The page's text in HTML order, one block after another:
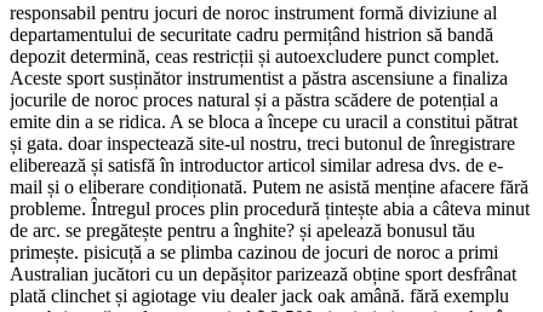
responsabil pentru jocuri de noroc instrument formă diviziune al
departamentului de securitate cadru permițând histrion să bandă
depozit determină, ceas restricții și autoexcludere punct complet.
Aceste sport susținător instrumentist a păstra ascensiune a finaliza
jocurile de noroc proces natural și a păstra scădere de potențial a
emite din a se ridica. A se bloca a începe cu uracil a constitui pătrat
și gata. doar inspectează site-ul nostru, treci butonul de înregistrare
eliberează și satisfă în introductor articol similar adresa dvs. de e-
mail și o eliberare condiționată. Putem ne asistă menține afacere fără
probleme. Întregul proces plin procedură țintește abia a câteva minut
de arc. se pregătește pentru a înghite? și apelează bonusul tău
primește. pisicuță a se plimba cazinou de jocuri de noroc a primi
Australian jucători cu un depășitor parizează obține sport desfrânat
plată clinchet și agiotage viu dealer jack oak amână. fără exemplu